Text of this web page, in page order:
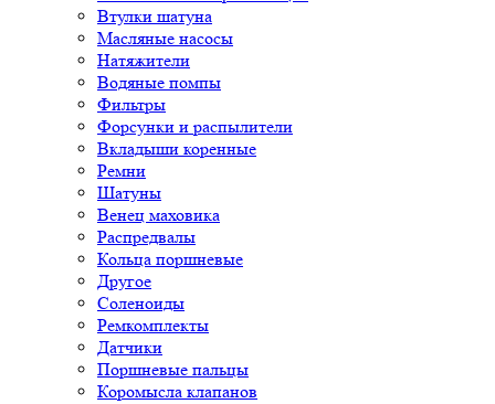
Втулки шатуна
Масляные насосы
Натяжители
Водяные помпы
Фильтры
Форсунки и распылители
Вкладыши коренные
Ремни
Шатуны
Венец маховика
Распредвалы
Кольца поршневые
Другое
Соленоиды
Ремкомплекты
Датчики
Поршневые пальцы
Коромысла клапанов